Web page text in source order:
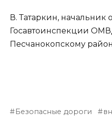
В. Татаркин, начальник
Госавтоинспекции
Песчанокопскому
Безопасные дороги